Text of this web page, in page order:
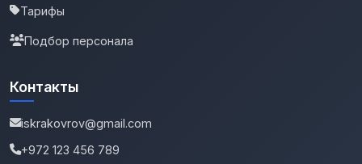
Тарифы
Подбор персонала
Контакты
iskrakovrov@gmail.com
+972 123 456 789